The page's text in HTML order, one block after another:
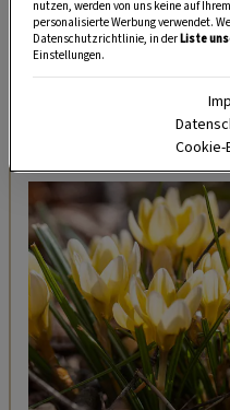
Gut
muss der Boden
Gefällt ihnen ein
nach wenigen
DAS KÖNNTE
nutzen, werden von uns keine auf
personalisierte Werbung verwendet.
Datenschutzrichtlinie, in derListe
Einstellungen.
Cookie-